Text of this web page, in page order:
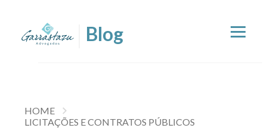
HOME
LICITAÇÕES E CONTRATOS PÚBLICOS